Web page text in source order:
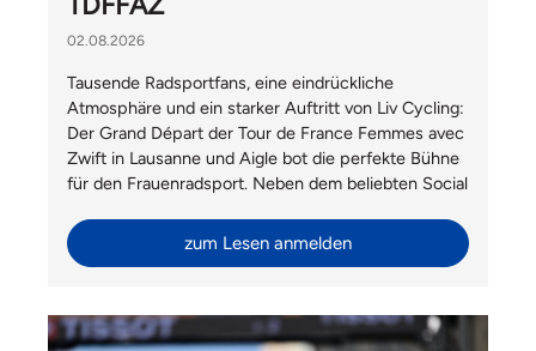
02.08.2026
Tausende Radsportfans, eine eindrückliche
Atmosphäre und ein starker Auftritt von Liv Cycling:
Der Grand Départ der Tour de France Femmes avec
Zwift in Lausanne und Aigle bot die perfekte Bühne
für den Frauenradsport. Neben dem beliebten Social
Switzerland auch Gäste von Giant International aus
Taiwan begrüssen.
zum Lesen anmelden